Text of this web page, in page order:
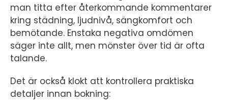
man titta efter återkommande kommentarer
kring städning, ljudnivå, sängkomfort och
bemötande. Enstaka negativa omdömen
säger inte allt, men mönster över tid är ofta
talande.
Det är också klokt att kontrollera praktiska
detaljer innan bokning: